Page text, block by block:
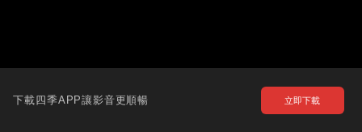
下載四季APP讓影音更順暢 立即下載